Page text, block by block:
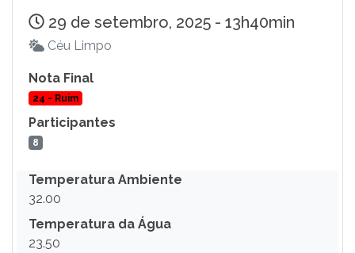
29 de setembro, 2025 - 13h40min
Céu Limpo
Nota Final
24 - Ruim
Participantes
8
Temperatura Ambiente
32.00
Temperatura da Água
23.50